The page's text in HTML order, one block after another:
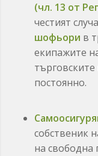
(чл. 13 от
честият
шофьори в
екипажите
постоянно.
собственик
на свободна